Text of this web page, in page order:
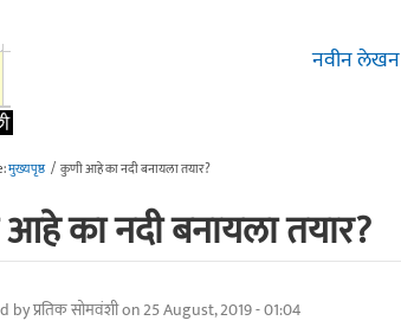
नवीन लेखन
मुख्यपृष्ठ / कुणी आहे का नदी बनायला तयार?
का नदी बनायला तयार?
byप्रतिक सोमवंशीon 25 August, 2019 - 01:04